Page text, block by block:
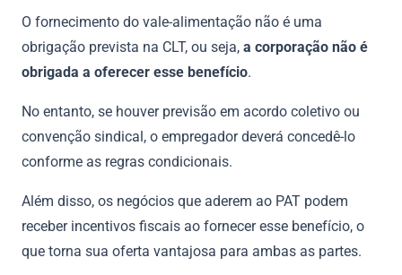
O fornecimento do vale-alimentação não é uma
obrigação prevista na CLT, ou seja, a corporação não é
obrigada a oferecer esse benefício.
No entanto, se houver previsão em acordo coletivo ou
convenção sindical, o empregador deverá concedê-lo
conforme as regras condicionais.
Além disso, os negócios que aderem ao PAT podem
receber incentivos fiscais ao fornecer esse benefício, o
que torna sua oferta vantajosa para ambas as partes.